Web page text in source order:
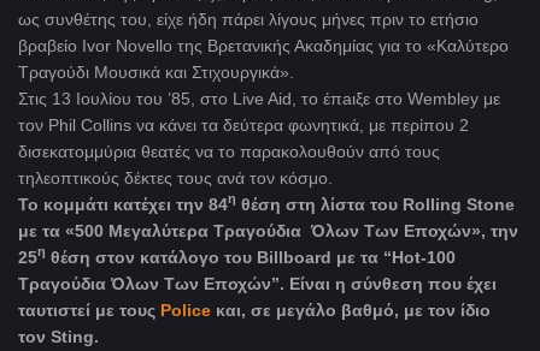
ως συνθέτης του, είχε ήδη πάρει λίγους μήνες πριν το ετήσιο
βραβείο Ivor Novello της Βρετανικής Ακαδημίας για το «Καλύτερο
Τραγούδι Μουσικά και Στιχουργικά».
Στις 13 Ιουλίου του ’85, στο Live Aid, το έπaιξε στο Wembley με
τον Phil Collins να κάνει τα δεύτερα φωνητικά, με περίπου 2
δισεκατομμύρια θεατές να το παρακολουθούν από τους
τηλεοπτικούς δέκτες τους ανά τον κόσμο.
To κομμάτι κατέχει την 84η θέση στη λίστα του Rolling Stone
με τα «500 Μεγαλύτερα Τραγούδια Όλων Των Εποχών», την
25η θέση στον κατάλογο του Billboard με τα “Hot-100
Τραγούδια Όλων Των Εποχών”. Είναι η σύνθεση που έχει
ταυτιστεί με τους Police και, σε μεγάλο βαθμό, με τον ίδιο
τον Sting.